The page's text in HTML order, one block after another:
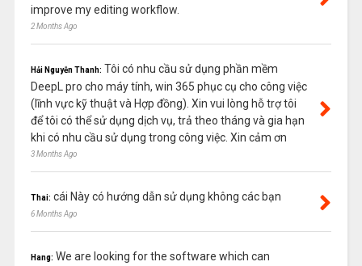
improve my editing workflow.
2 Months Ago
Hải Nguyễn Thanh: Tôi có nhu cầu sử dụng phần mềm
DeepL pro cho máy tính, win 365 phục cụ cho công việc
(lĩnh vực kỹ thuật và Hợp đồng). Xin vui lòng hỗ trợ tôi
để tôi có thể sử dụng dịch vụ, trả theo tháng và gia hạn
khi có nhu cầu sử dụng trong công việc. Xin cảm ơn
3 Months Ago
Thai: cái Này có hướng dẫn sử dụng không các bạn
6 Months Ago
Hang: We are looking for the software which can